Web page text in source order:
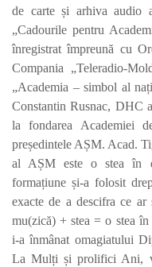
de carte și arhiva audio
„Cadourile pentru
înregistrat împreună cu
Compania „Teleradio-
„Academia – simbol al
Constantin Rusnac, DHC
la fondarea Academiei
președintele AȘM. Acad.
al AȘM este o stea în
formațiune și-a folosit
exacte de a descifra ce ar
mu(zică) + stea = o stea
i-a înmânat omagiatului
La Mulți și prolifici Ani,